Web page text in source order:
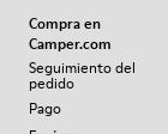
Compra en
Camper.com
Seguimiento del
pedido
Pago